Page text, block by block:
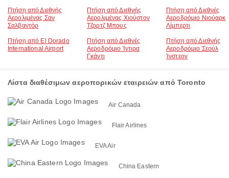
Πτήση από Διεθνής
Αερολιμένας Σαν
Σαλβαντόρ
Πτήση από Διεθνής
Αερολιμένας Χιούστον
Τζορτζ Μπους
Πτήση από Διεθνές
Αεροδρόμιο Νιούαρκ
Λίμπερτι
Πτήση από El Dorado
International Airport
Πτήση από Διεθνές
Αεροδρόμιο Ίντιρα
Γκάντι
Πτήση από Διεθνής
Αεροδρόμιο Σεούλ
Ίνστεον
Λίστα διαθέσιμων αεροπορικών εταιρειών από Toronto
Air Canada
Flair Airlines
EVA Air
China Eastern